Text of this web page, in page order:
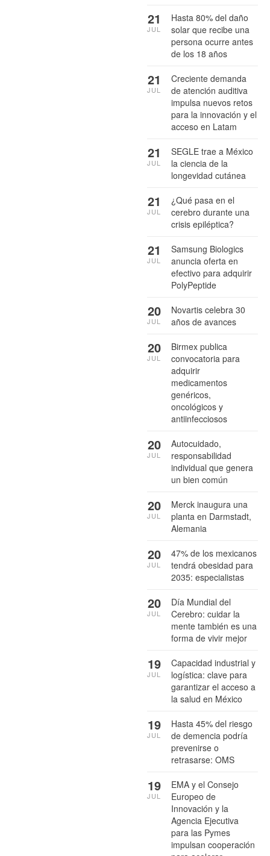
Hasta 80% del daño
solar que recibe una
persona ocurre antes
de los 18 años
21
JUL
Creciente demanda
de atención auditiva
impulsa nuevos retos
para la innovación y el
acceso en Latam
21
JUL
SEGLE trae a México
la ciencia de la
longevidad cutánea
21
JUL
¿Qué pasa en el
cerebro durante una
crisis epiléptica?
21
JUL
Samsung Biologics
anuncia oferta en
efectivo para adquirir
PolyPeptide
21
JUL
Novartis celebra 30
años de avances
20
JUL
Birmex publica
convocatoria para
adquirir
medicamentos
genéricos,
oncológicos y
antiinfecciosos
20
JUL
Autocuidado,
responsabilidad
individual que genera
un bien común
20
JUL
Merck inaugura una
planta en Darmstadt,
Alemania
20
JUL
47% de los mexicanos
tendrá obesidad para
2035: especialistas
20
JUL
Día Mundial del
Cerebro: cuidar la
mente también es una
forma de vivir mejor
20
JUL
Capacidad industrial y
logística: clave para
garantizar el acceso a
la salud en México
19
JUL
Hasta 45% del riesgo
de demencia podría
prevenirse o
retrasarse: OMS
19
JUL
EMA y el Consejo
Europeo de
Innovación y la
Agencia Ejecutiva
para las Pymes
impulsan cooperación
19
JUL